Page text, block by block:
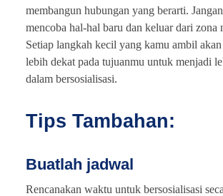
membangun hubungan yang berarti.
mencoba hal-hal baru dan keluar dari zona
Setiap langkah kecil yang kamu ambil
lebih dekat pada tujuanmu untuk menjadi
dalam bersosialisasi.
Tips Tambahan:
Buatlah jadwal
Rencanakan waktu untuk bersosialisasi